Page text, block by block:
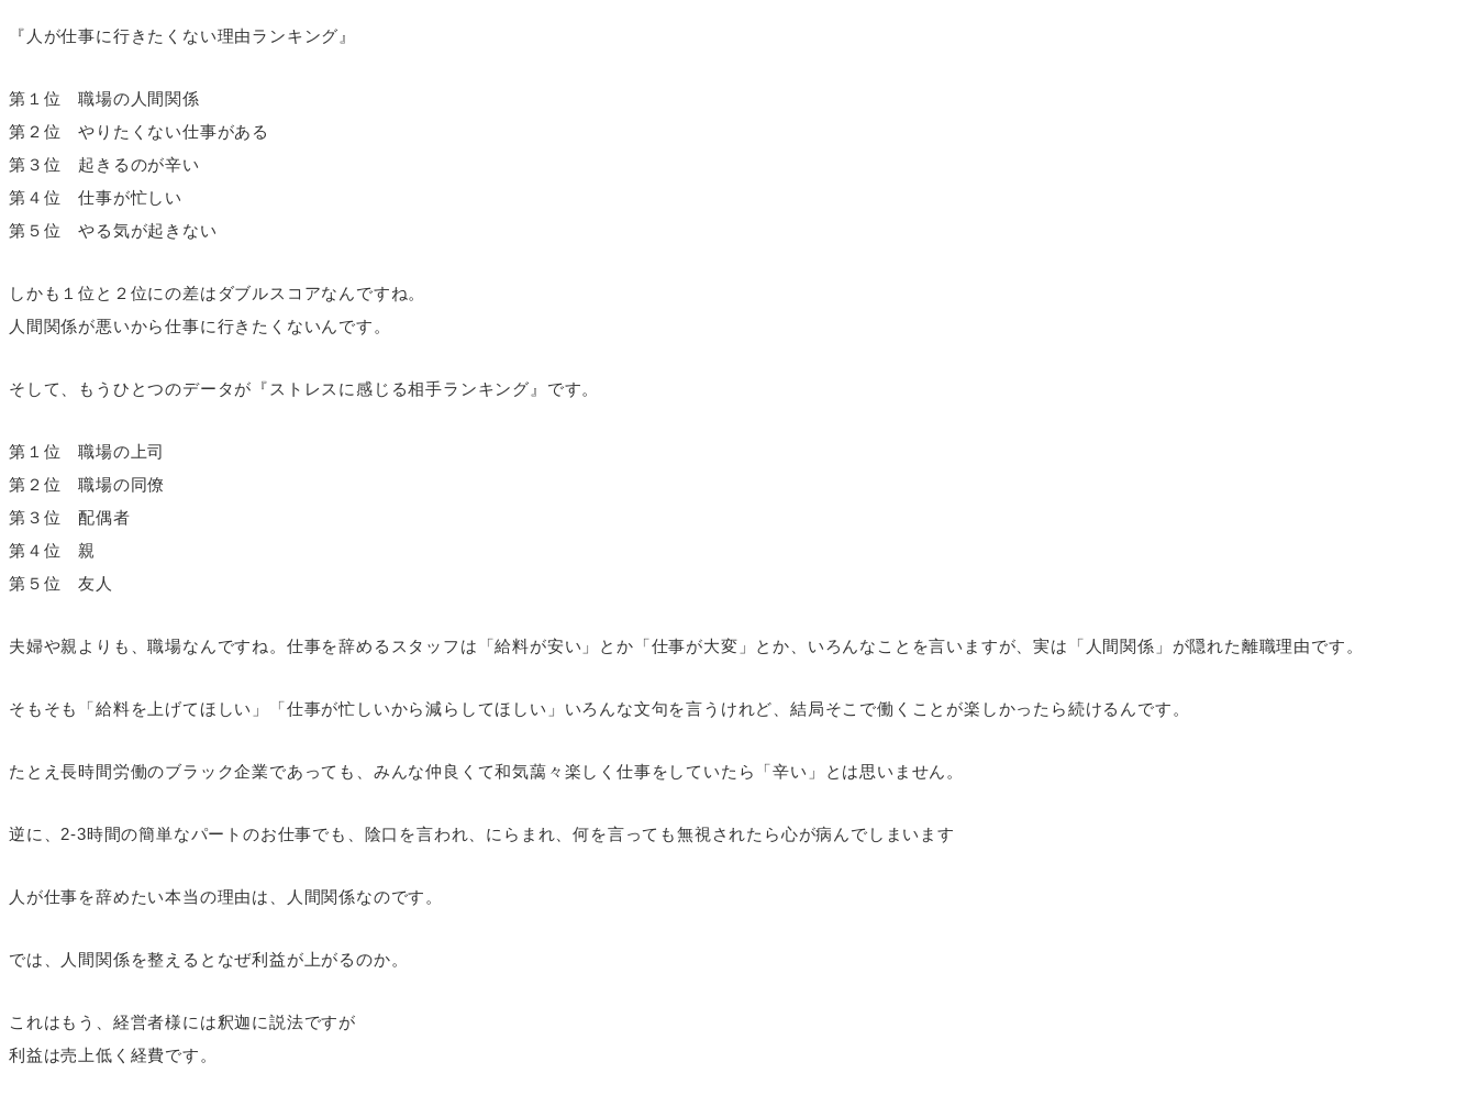
『人が仕事に行きたくない理由ランキング』
第１位 職場の人間関係
第２位 やりたくない仕事がある
第３位 起きるのが辛い
第４位 仕事が忙しい
第５位 やる気が起きない
しかも１位と２位にの差はダブルスコアなんですね。
人間関係が悪いから仕事に行きたくないんです。
そして、もうひとつのデータが『ストレスに感じる相手ランキング』です。
第１位 職場の上司
第２位 職場の同僚
第３位 配偶者
第４位 親
第５位 友人
夫婦や親よりも、職場なんですね。仕事を辞めるスタッフは「給料が安い」とか「仕事が大変」とか、いろんなことを言いますが、実は「人間関係」が隠れた離職理由です。
そもそも「給料を上げてほしい」「仕事が忙しいから減らしてほしい」いろんな文句を言うけれど、結局そこで働くことが楽しかったら続けるんです。
たとえ長時間労働のブラック企業であっても、みんな仲良くて和気藹々楽しく仕事をしていたら「辛い」とは思いません。
逆に、2-3時間の簡単なパートのお仕事でも、陰口を言われ、にらまれ、何を言っても無視されたら心が病んでしまいます
人が仕事を辞めたい本当の理由は、人間関係なのです。
では、人間関係を整えるとなぜ利益が上がるのか。
これはもう、経営者様には釈迦に説法ですが
利益は売上低く経費です。